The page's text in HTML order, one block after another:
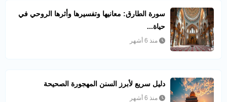
سورة الطارق: معانيها وتفسيرها وأثرها الروحي في
حياة...
منذ 6 أشهر
دليل سريع لأبرز السنن المهجورة الصحيحة
منذ 6 أشهر